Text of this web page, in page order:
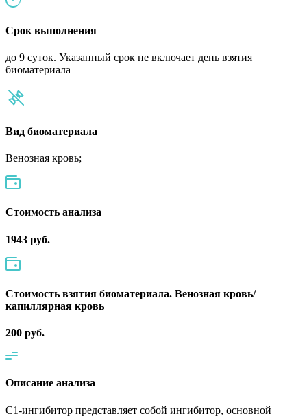
Срок выполнения
до 9 суток. Указанный срок не включает день взятия
биоматериала
Вид биоматериала
Венозная кровь;
Cтоимость анализа
1943 руб.
Стоимость взятия биоматериала. Венозная кровь/
капиллярная кровь
200 руб.
Описание анализа
С1-ингибитор представляет собой ингибитор, основной